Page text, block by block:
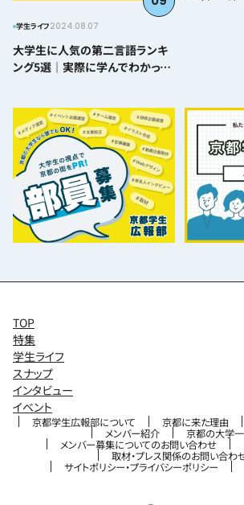
学生ライフ2024.08.07
大学生に人気の第二言語ランキ
ング5選｜実際に学んでわかった
TOP
特集
学生ライフ
スナップ
インタビュー
イベント
京都学生広報部について 京都に来た理由
メンバー紹介 京都の大学
メンバー募集についてのお問い合わせ
取材・プレス関係のお問い合わ
サイトポリシー・プライバシーポリシー